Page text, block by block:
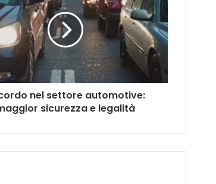
nel settore automotive:
sicurezza e legalità